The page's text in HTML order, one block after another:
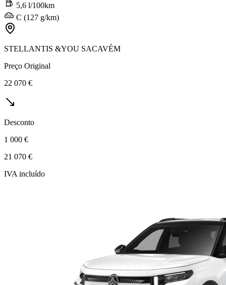
5,6 l/100km
C (127 g/km)
STELLANTIS &YOU SACAVÉM
Preço Original
22 070 €
Desconto
1 000 €
21 070 €
IVA incluído